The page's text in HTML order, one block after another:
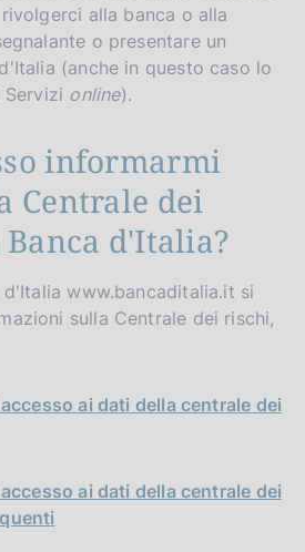
alla banca o alla
o presentare un
(anche in questo caso lo
online).
informarmi
Centrale dei
d'Italia?
www.bancaditalia.it si
sulla Centrale dei rischi,
ai dati della centrale dei
ai dati della centrale dei